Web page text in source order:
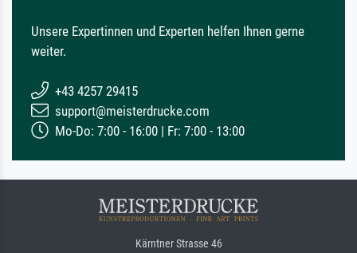
Unsere Expertinnen und Experten helfen Ihnen gerne
weiter.
+43 4257 29415
support@meisterdrucke.com
Mo-Do: 7:00 - 16:00 | Fr: 7:00 - 13:00
Kärntner Strasse 46